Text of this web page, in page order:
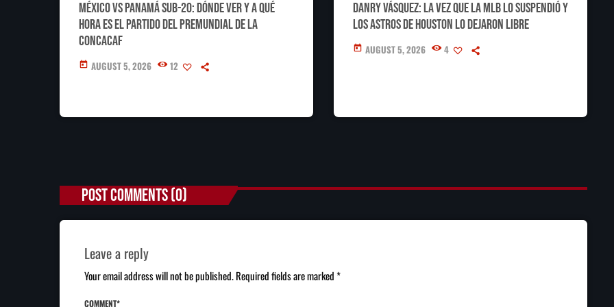
México vs Panamá Sub-20: dónde ver y a qué
hora es el partido del Premundial de la
Concacaf
today AUGUST 5, 2026 12
Danry Vásquez: la vez que la MLB lo suspendió y
los Astros de Houston lo dejaron libre
today AUGUST 5, 2026 4
POST COMMENTS (0)
Leave a reply
Your email address will not be published. Required fields are marked *
COMMENT*